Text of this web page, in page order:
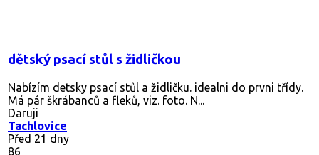
dětský psací stůl s židličkou
Nabízím detsky psací stůl a židličku. idealni do prvni třídy.
Má pár škrábanců a fleků, viz. foto. N...
Daruji
Tachlovice
Před 21 dny
86